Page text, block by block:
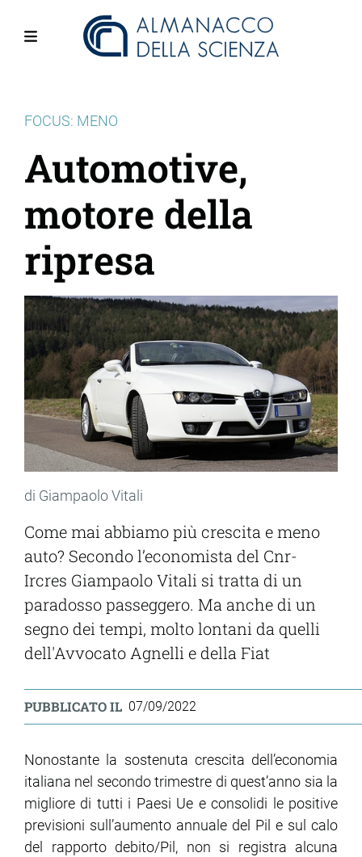
FOCUS: MENO
Automotive,
motore della
ripresa
di Giampaolo Vitali
Come mai abbiamo più crescita e meno
auto? Secondo l’economista del Cnr-
Ircres Giampaolo Vitali si tratta di un
paradosso passeggero. Ma anche di un
segno dei tempi, molto lontani da quelli
dell'Avvocato Agnelli e della Fiat
PUBBLICATO IL 07/09/2022
Nonostante la sostenuta crescita dell’economia
italiana nel secondo trimestre di quest’anno sia la
migliore di tutti i Paesi Ue e consolidi le positive
previsioni sull’aumento annuale del Pil e sul calo
del rapporto debito/Pil, non si registra alcuna